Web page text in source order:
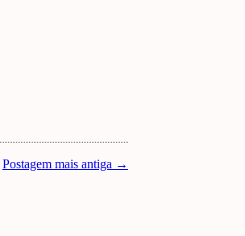
Postagem mais antiga →